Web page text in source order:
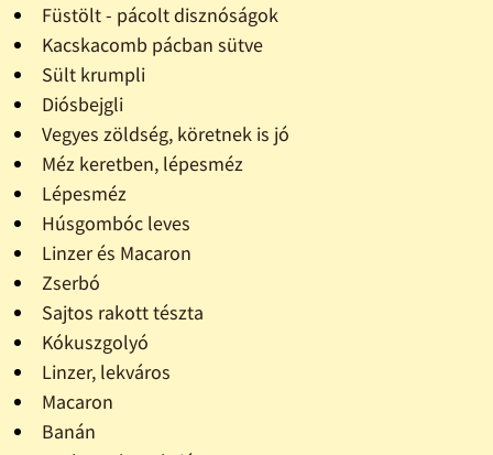
Füstölt - pácolt disznóságok
Kacskacomb pácban sütve
Sült krumpli
Diósbejgli
Vegyes zöldség, köretnek is jó
Méz keretben, lépesméz
Lépesméz
Húsgombóc leves
Linzer és Macaron
Zserbó
Sajtos rakott tészta
Kókuszgolyó
Linzer, lekváros
Macaron
Banán